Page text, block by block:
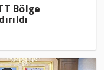
Bölge